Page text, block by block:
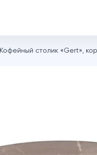
Кофейный столик «Gert»,